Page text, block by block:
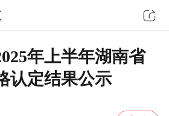
年上半年湖南省
认定结果公示